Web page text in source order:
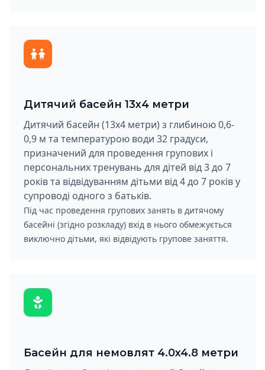
Дитячий басейн 13х4 метри
Дитячий басейн (13х4 метри) з глибиною 0,6-
0,9 м та температурою води 32 градуси,
призначений для проведення групових і
персональних тренувань для дітей від 3 до 7
років та відвідуванням дітьми від 4 до 7 років у
супроводі одного з батьків.
Під час проведення групових занять в дитячому
басейні (згідно розкладу) вхід в нього обмежується
виключно дітьми, які відвідують групове заняття.
Басейн для немовлят 4.0x4.8 метри